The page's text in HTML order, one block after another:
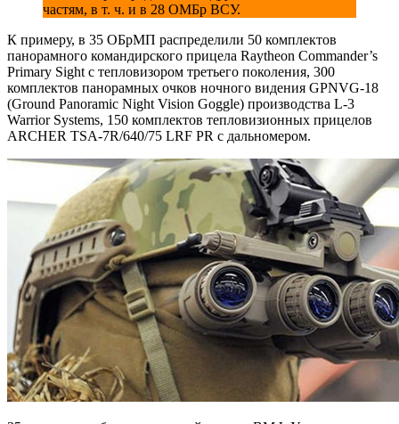
частям, в т. ч. и в 28 ОМБр ВСУ.
К примеру, в 35 ОБрМП распределили 50 комплектов
панорамного командирского прицела Raytheon Commander’s
Primary Sight с тепловизором третьего поколения, 300
комплектов панорамных очков ночного видения GPNVG-18
(Ground Panoramic Night Vision Goggle) производства L-3
Warrior Systems, 150 комплектов тепловизионных прицелов
ARCHER TSA-7R/640/75 LRF PR с дальномером.